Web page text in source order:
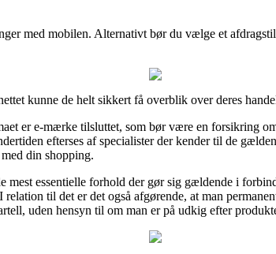
med mobilen. Alternativt bør du vælge et
kunne de helt sikkert få overblik over deres
er e-mærke tilsluttet, som bør være en forsikring
efterses af specialister der kender til de
din shopping.
mest essentielle forhold der gør sig gældende i
til det er det også afgørende, at man
uden hensyn til om man er på udkig efter